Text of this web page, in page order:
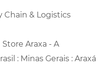
Chain & Logistics
Store Araxa - A
: Minas Gerais : Araxá